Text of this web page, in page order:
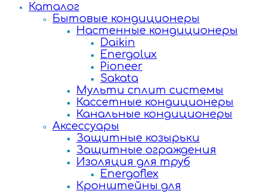
Каталог
Бытовые кондиционеры
Настенные кондиционеры
Daikin
Energolux
Pioneer
Sakata
Мульти сплит системы
Кассетные кондиционеры
Канальные кондиционеры
Аксессуары
Защитные козырьки
Защитные ограждения
Изоляция для труб
Energoflex
Кронштейны для